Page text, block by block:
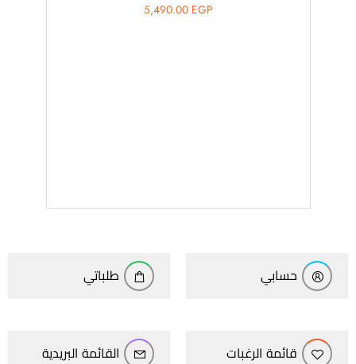
5,490.00 EGP
حسابي طلباتي
قائمة الرغبات القائمة البريدية